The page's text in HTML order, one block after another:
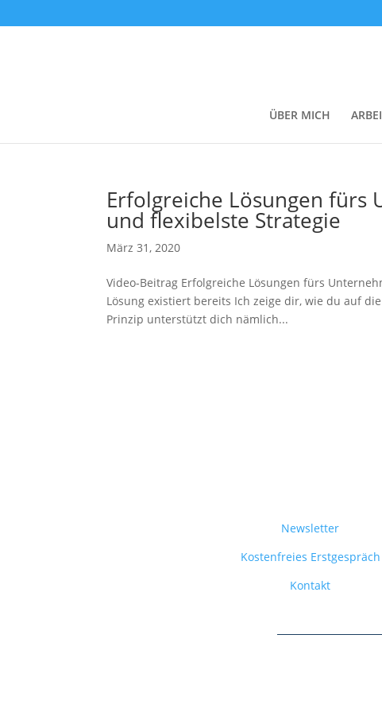
ÜBER MICH
Erfolgreiche Lösungen fürs
und flexibelste Strategie
März 31, 2020
Video-Beitrag Erfolgreiche Lösungen fürs
Lösung existiert bereits Ich zeige dir, wie du auf
Prinzip unterstützt dich nämlich...
Newsletter
Kostenfreies Erstgespräch
Kontakt